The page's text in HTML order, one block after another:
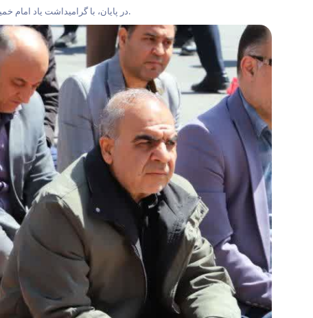
در پایان، با گرامیداشت یاد امام خمینی(ره)، شهدا و تأکید بر تبعیت از منویات رهبر معظم انقلاب، برای پیروزی جبهه اسلام، سقوط رژیم صهیونیستی و تعجیل در فرج حضرت ولی‌عصر(عج) دعا کرد.